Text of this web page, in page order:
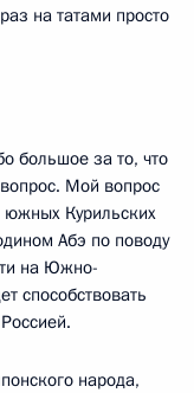
на татами просто
большое за то, что
Мой вопрос
южных Курильских
Абэ по поводу
на Южно-
способствовать
народа,